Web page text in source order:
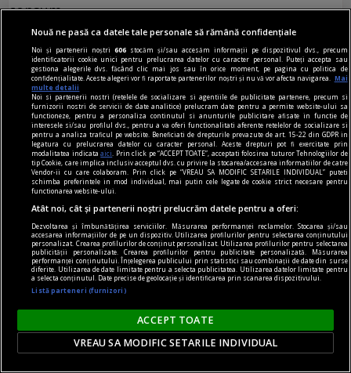
consum
Cât din ce cumpărăm este necesar și cât este
doar influența trendurilor
Trăim în era consumului. Nu doar de produse, ci
și de informații, de social media, consumăm
aproape orice. Oare care este linia dintre nevoile
noastre și influența exterioară care ne împinge
(sau ne atrage?) spre această tendință
generalizată de a absorbi totul?
Nouă ne pasă ca datele tale personale să rămână confidențiale
Noi și partenerii noștri606 stocăm și/sau accesăm informații pe dispozitivul dvs., precum
identificatorii cookie unici pentru prelucrarea datelor cu caracter personal. Puteți accepta sau
gestiona alegerile dvs. făcând clic mai jos sau în orice moment, pe pagina cu politica de
confidențialitate. Aceste alegeri vor fi raportate partenerilor noștri și nu vă vor afecta navigarea.
Mai
multe detalii
Noi si partenerii nostri (retelele de socializare si agentiile de publicitate partenere, precum si
furnizorii nostri de servicii de date analitice) prelucram date pentru a permite website-ului sa
functioneze, pentru a personaliza continutul si anunturile publicitare afisate in functie de
interesele si/sau profilul dvs., pentru a va oferi functionalitati aferente retelelor de socializare si
pentru a analiza traficul pe website. Beneficiati de drepturile prevazute de art. 15-22 din GDPR in
legatura cu prelucrarea datelor cu caracter personal. Aceste drepturi pot fi exercitate prin
modalitatea indicataaici
. Prin click pe “ACCEPT TOATE”, acceptati folosirea tuturor Tehnologiilor de
tip Cookie, care implica inclusiv acceptul dvs. cu privire la stocarea/accesarea informatiilor de catre
Vendor-ii cu care colaboram. Prin click pe “VREAU SA MODIFIC SETARILE INDIVIDUAL” puteti
schimba preferintele in mod individual, mai putin cele legate de cookie strict necesare pentru
functionarea website-ului.
Atât noi, cât și partenerii noștri prelucrăm datele pentru a oferi:
Dezvoltarea și îmbunătățirea serviciilor. Măsurarea performanței reclamelor. Stocarea și/sau
accesarea informațiilor de pe un dispozitiv. Utilizarea profilurilor pentru selectarea conținutului
personalizat. Crearea profilurilor de conținut personalizat. Utilizarea profilurilor pentru selectarea
publicității personalizate. Crearea profilurilor pentru publicitate personalizată. Măsurarea
performanței conținutului. Înțelegerea publicului prin statistici sau combinații de date din surse
diferite. Utilizarea de date limitate pentru a selecta publicitatea. Utilizarea datelor limitate pentru
a selecta conținutul. Date precise de geolocație și identificarea prin scanarea dispozitivului.
Listă parteneri (furnizori)
ACCEPT TOATE
VREAU SA MODIFIC SETARILE INDIVIDUAL